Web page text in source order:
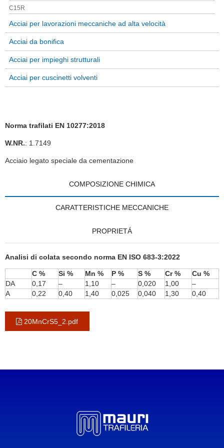
C15R
Acciai per lavorazioni meccaniche ad alta velocità
Acciai da bonifica
Acciai per impieghi strutturali
Acciai per cuscinetti volventi
Norma trafilati EN 10277:2018
W.NR.: 1.7149
Acciaio legato speciale da cementazione
COMPOSIZIONE CHIMICA
CARATTERISTICHE MECCANICHE
PROPRIETÁ
Analisi di colata secondo norma EN ISO 683-3:2022
C % Si % Mn % P % S % Cr %
Cu %
DA
0,17 – 1,10 – 0,020 1,00
–
A
0,22 0,40 1,40 0,025 0,040 1,30 0,40
20MnCrS5_2.pdf